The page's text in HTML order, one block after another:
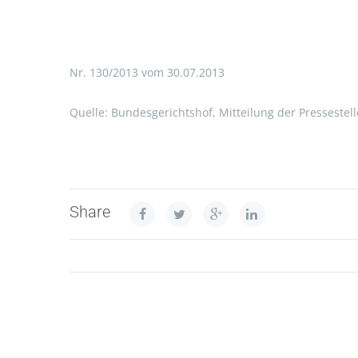
Nr. 130/2013 vom 30.07.2013
Quelle: Bundesgerichtshof, Mitteilung der
Share